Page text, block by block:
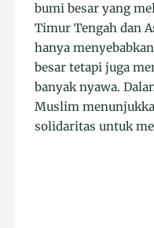
bumi besar yang
Timur Tengah dan
hanya
besar tetapi juga
banyak nyawa.
Muslim
solidaritas untuk